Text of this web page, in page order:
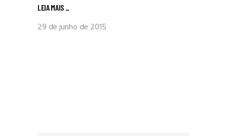
LEIA MAIS _
29 de junho de 2015